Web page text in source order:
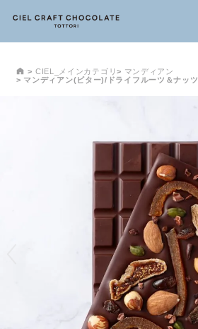
CIEL_メインカテゴリ
マンディアン
マンディアン(ビター)/ドライフルーツ＆ナッツ